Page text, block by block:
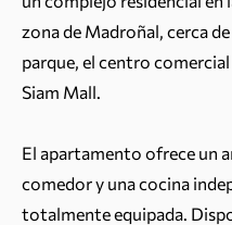
zona de Madroñal, cerca
parque, el centro
Siam Mall.
El apartamento ofrece un
comedor y una cocina
totalmente equipada.